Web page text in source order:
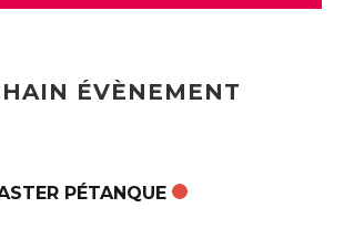
ÉVÈNEMENT
PÉTANQUE